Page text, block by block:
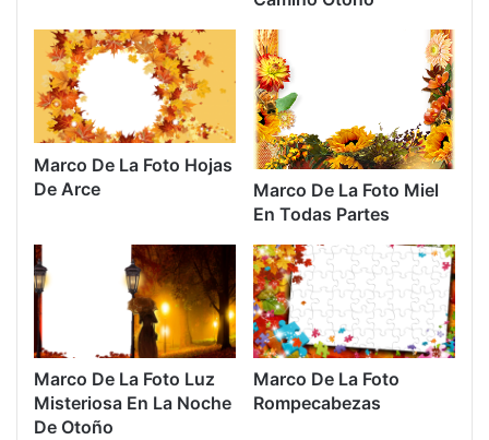
Marco De La Foto Hojas
De Arce
Marco De La Foto Miel
En Todas Partes
Marco De La Foto Luz
Misteriosa En La Noche
De Otoño
Marco De La Foto
Rompecabezas